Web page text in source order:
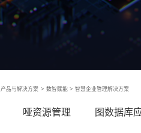
产品与解决方案 > 数智赋能 > 智慧企业管理解决方案
哑资源管理 图数据库